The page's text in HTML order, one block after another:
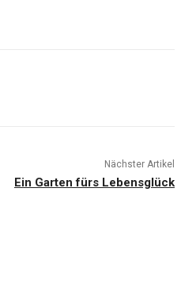
Nächster Artikel
Ein Garten fürs Lebensglück